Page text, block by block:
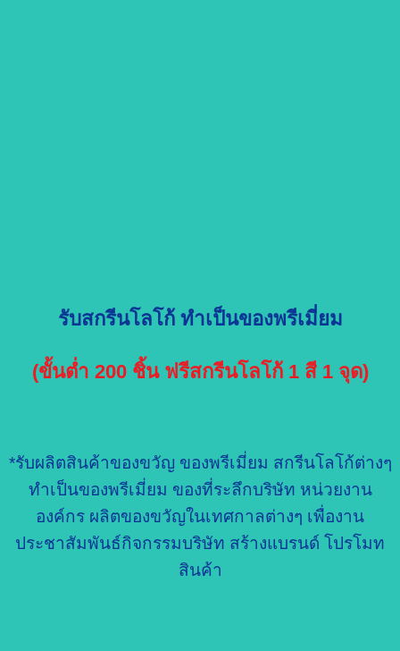
รับสกรีนโลโก้ ทำเป็นของพรีเมี่ยม
(ขั้นต่ำ 200 ชิ้น ฟรีสกรีนโลโก้ 1 สี 1 จุด)
*รับผลิตสินค้าของขวัญ ของพรีเมี่ยม สกรีนโลโก้ต่างๆ
ทำเป็นของพรีเมี่ยม ของที่ระลึกบริษัท หน่วยงาน
องค์กร ผลิตของขวัญในเทศกาลต่างๆ เพื่องาน
ประชาสัมพันธ์กิจกรรมบริษัท สร้างแบรนด์ โปรโมท
สินค้า